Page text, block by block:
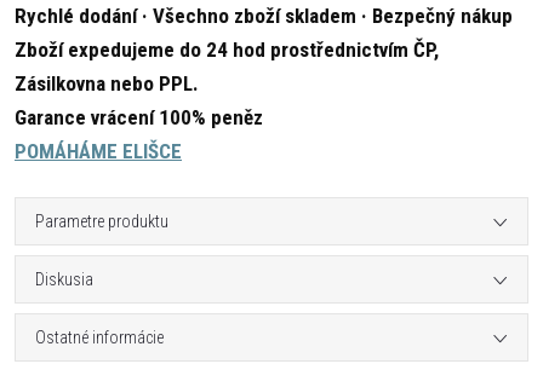
Rychlé dodání · Všechno zboží skladem · Bezpečný nákup
Zboží expedujeme do 24 hod prostřednictvím ČP,
Zásilkovna nebo PPL.
Garance vrácení 100% peněz
POMÁHÁME ELIŠCE
Parametre produktu
Diskusia
Ostatné informácie